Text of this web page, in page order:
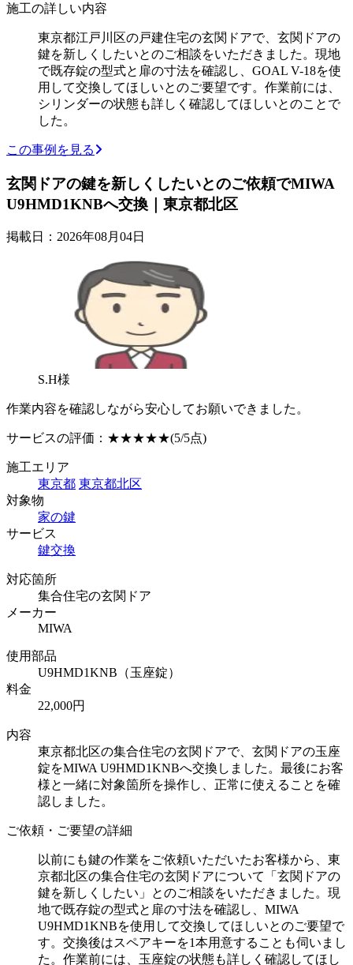
施工の詳しい内容
東京都江戸川区の戸建住宅の玄関ドアで、玄関ドアの
鍵を新しくしたいとのご相談をいただきました。現地
で既存錠の型式と扉の寸法を確認し、GOAL V-18を使
用して交換してほしいとのご要望です。作業前には、
シリンダーの状態も詳しく確認してほしいとのことで
した。
この事例を見る
玄関ドアの鍵を新しくしたいとのご依頼でMIWA
U9HMD1KNBへ交換｜東京都北区
掲載日：2026年08月04日
S.H様
作業内容を確認しながら安心してお願いできました。
サービスの評価： ★★★★★(5/5点)
施工エリア
東京都 東京都北区
対象物
家の鍵
サービス
鍵交換
対応箇所
集合住宅の玄関ドア
メーカー
MIWA
使用部品
U9HMD1KNB（玉座錠）
料金
22,000円
内容
東京都北区の集合住宅の玄関ドアで、玄関ドアの玉座
錠をMIWA U9HMD1KNBへ交換しました。最後にお客
様と一緒に対象箇所を操作し、正常に使えることを確
認しました。
ご依頼・ご要望の詳細
以前にも鍵の作業をご依頼いただいたお客様から、東
京都北区の集合住宅の玄関ドアについて「玄関ドアの
鍵を新しくしたい」とのご相談をいただきました。現
地で既存錠の型式と扉の寸法を確認し、MIWA
U9HMD1KNBを使用して交換してほしいとのご要望で
す。交換後はスペアキーを1本用意することも伺いまし
た。作業前には、玉座錠の状態も詳しく確認してほし